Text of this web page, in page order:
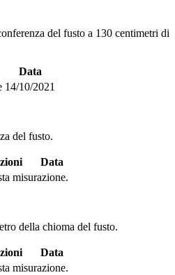
del fusto a 130 centimetri di
Data
14/10/2021
del fusto.
Data
misurazione.
della chioma del fusto.
Data
misurazione.